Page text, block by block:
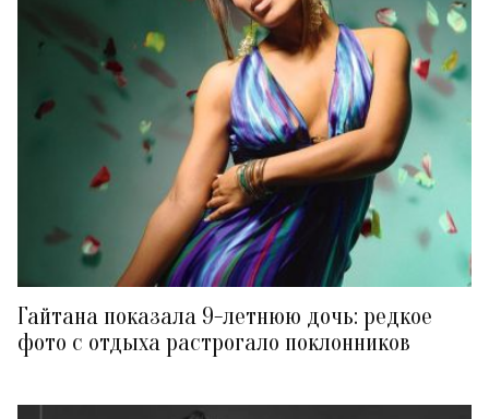
Гайтана показала 9-летнюю дочь: редкое
фото с отдыха растрогало поклонников